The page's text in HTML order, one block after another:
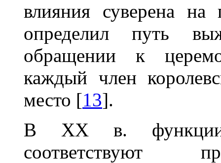
влияния суверена на
определил путь
обращении к
каждый член
место [13].
В XX в.
соответствуют